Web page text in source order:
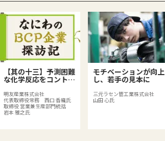
【其の十三】予測困難
な化学反応をコントロ
カーならではのリスク
とは？
明友産業株式会社
代表取締役常務 西口 香織氏
取締役 営業兼生産部門統括
岩本 雅之氏
モチベーションが向上
し、若手の見本に
三元ラセン管工業株式会社
山田 心氏